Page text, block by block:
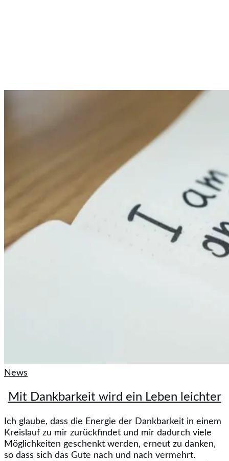
News
Mit Dankbarkeit wird ein Leben leichter
Ich glaube, dass die Energie der Dankbarkeit in einem
Kreislauf zu mir zurückfindet und mir dadurch viele
Möglichkeiten geschenkt werden, erneut zu danken,
so dass sich das Gute nach und nach vermehrt.